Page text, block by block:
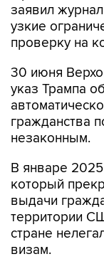
заявил
узкие
проверку на
30 июня
указ Трампа
гражданства
незаконным.
В январе
который
выдачи
территории
стране
визам.